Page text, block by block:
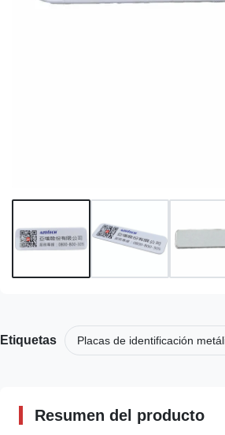
Etiquetas Placas de identificación
Resumen del producto